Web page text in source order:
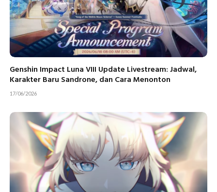
Genshin Impact Luna VIII Update Livestream: Jadwal,
Karakter Baru Sandrone, dan Cara Menonton
17/06/2026